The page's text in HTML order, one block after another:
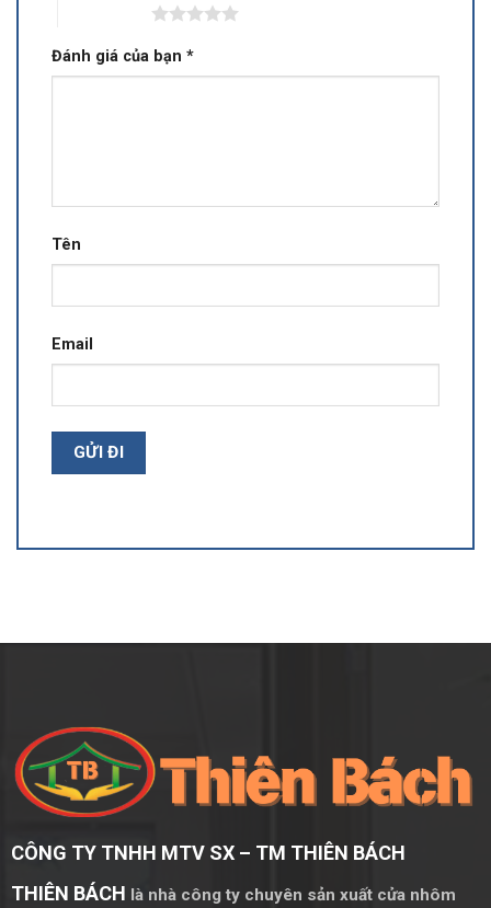
Đánh giá của bạn *
Tên
Email
CÔNG TY TNHH MTV SX – TM THIÊN BÁCH
THIÊN BÁCH là nhà công ty chuyên sản xuất cửa nhôm